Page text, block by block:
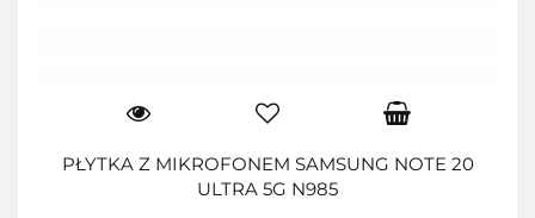
PŁYTKA Z MIKROFONEM SAMSUNG NOTE 20
ULTRA 5G N985